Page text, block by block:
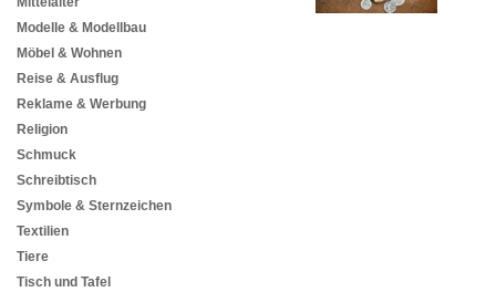
Modelle & Modellbau
Möbel & Wohnen
Reise & Ausflug
Reklame & Werbung
Religion
Schmuck
Schreibtisch
Symbole & Sternzeichen
Textilien
Tiere
Tisch und Tafel